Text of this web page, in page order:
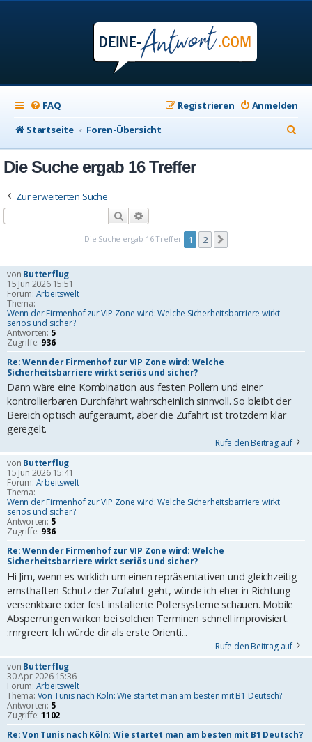
FAQ Anmelden
Registrieren
Startseite
Foren-Übersicht
u
Die Suche ergab 16 Treffer
Zur erweiterten Suche
Suche
Die Suche ergab 16 Treffer 1 2
von Butterflug
15 Jun 2026 15:51
Forum: Arbeitswelt
Thema:
Wenn der Firmenhof zur VIP Zone wird: Welche Sicherheitsbarriere wirkt
seriös und sicher?
Antworten: 5
Zugriffe: 936
Re: Wenn der Firmenhof zur VIP Zone wird: Welche
Sicherheitsbarriere wirkt seriös und sicher?
Dann wäre eine Kombination aus festen Pollern und einer
kontrollierbaren Durchfahrt wahrscheinlich sinnvoll. So bleibt der
Bereich optisch aufgeräumt, aber die Zufahrt ist trotzdem klar
geregelt.
Rufe den Beitrag auf
von Butterflug
15 Jun 2026 15:41
Forum: Arbeitswelt
Thema:
Wenn der Firmenhof zur VIP Zone wird: Welche Sicherheitsbarriere wirkt
seriös und sicher?
Antworten: 5
Zugriffe: 936
Re: Wenn der Firmenhof zur VIP Zone wird: Welche
Sicherheitsbarriere wirkt seriös und sicher?
Hi Jim, wenn es wirklich um einen repräsentativen und gleichzeitig
ernsthaften Schutz der Zufahrt geht, würde ich eher in Richtung
versenkbare oder fest installierte Pollersysteme schauen. Mobile
Absperrungen wirken bei solchen Terminen schnell improvisiert.
:mrgreen: Ich würde dir als erste Orienti...
Rufe den Beitrag auf
von Butterflug
30 Apr 2026 15:36
Forum: Arbeitswelt
Thema: Von Tunis nach Köln: Wie startet man am besten mit B1 Deutsch?
Antworten: 5
Zugriffe: 1102
Re: Von Tunis nach Köln: Wie startet man am besten mit B1 Deutsch?